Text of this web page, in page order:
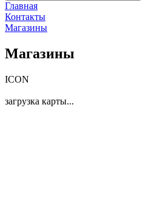
Главная
Контакты
Магазины
Магазины
ICON
загрузка карты...